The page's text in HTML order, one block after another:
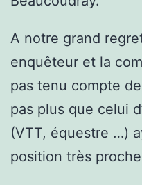
A notre grand
enquêteur et la
pas tenu compte
pas plus que celui
(VTT, équestre …)
position très